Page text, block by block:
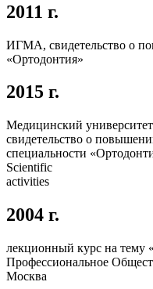
2011 г.
ИГМА, свидетельство о
«Ортодонтия»
2015 г.
Медицинский университет
свидетельство о
специальности
Scientific
activities
2004 г.
лекционный курс на тему
Профессиональное
Москва